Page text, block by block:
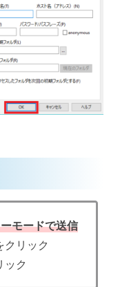
モードで送信
リック
ク